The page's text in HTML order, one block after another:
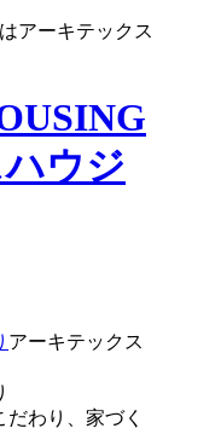
アーキテックス
アーキテックス
わり、家づく